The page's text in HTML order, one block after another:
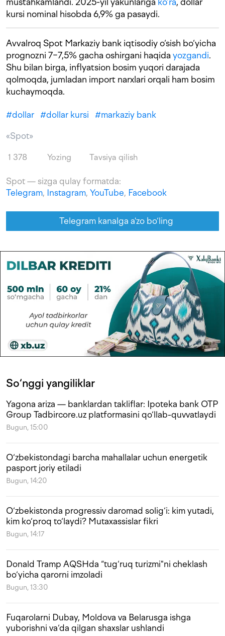
kursi nominal hisobda 6,9% ga pasaydi.
Avvalroq Spot Markaziy bank iqtisodiy o‘sish bo‘yicha
prognozni 7−7,5% gacha oshirgani haqida yozgandi.
Shu bilan birga, inflyatsion bosim yuqori darajada
qolmoqda, jumladan import narxlari orqali ham bosim
kuchaymoqda.
#dollar #dollar kursi #markaziy bank
«Spot»
1 378 Yozing Tavsiya qilish
Spot — sizga qulay formatda:
Telegram, Instagram, YouTube, Facebook
Telegram kanalga a'zo bo‘ling
So‘nggi yangiliklar
Yagona ariza — banklardan takliflar: Ipoteka bank OTP
Group Tadbircore.uz platformasini qo‘llab-quvvatlaydi
Bugun, 15:00
O‘zbekistondagi barcha mahallalar uchun energetik
pasport joriy etiladi
Bugun, 14:20
O‘zbekistonda progressiv daromad solig‘i: kim yutadi,
kim ko‘proq to‘laydi? Mutaxassislar fikri
Bugun, 14:17
Donald Tramp AQSHda “tug‘ruq turizmi"ni cheklash
bo‘yicha qarorni imzoladi
Bugun, 13:30
Fuqarolarni Dubay, Moldova va Belarusga ishga
yuborishni va‘da qilgan shaxslar ushlandi